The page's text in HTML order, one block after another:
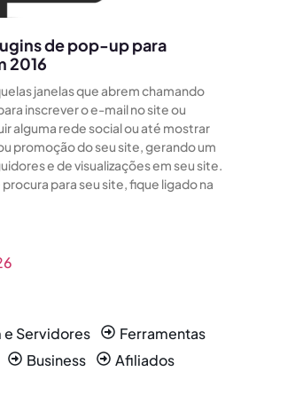
de pop-up para
2016
janelas que abrem chamando
inscrever o e-mail no site ou
alguma rede social ou até mostrar
promoção do seu site, gerando um
e de visualizações em seu site.
procura para seu site, fique ligado na
Servidores
Ferramentas
Business Afiliados